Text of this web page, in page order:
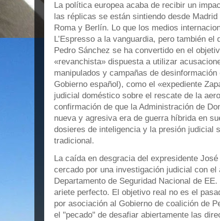
La política europea acaba de recibir un
las réplicas se están sintiendo desde
Roma y Berlín. Lo que los medios
L’Espresso a la vanguardia, pero también el
Pedro Sánchez se ha convertido en el
«revanchista» dispuesta a utilizar
manipulados у campañas de
Gobierno español), como el «expediente
judicial doméstico sobre el rescate de la
confirmación de que la Administración de
nueva y agresiva era de guerra híbrida en
dosieres de inteligencia y la presión judicial
tradicional.
La caída en desgracia del expresidente
cercado por una investigación judicial con
Departamento de Seguridad Nacional de
ariete perfecto. El objetivo real no es el
por asociación al Gobierno de coalición de
el "pecado" de desafiar abiertamente las